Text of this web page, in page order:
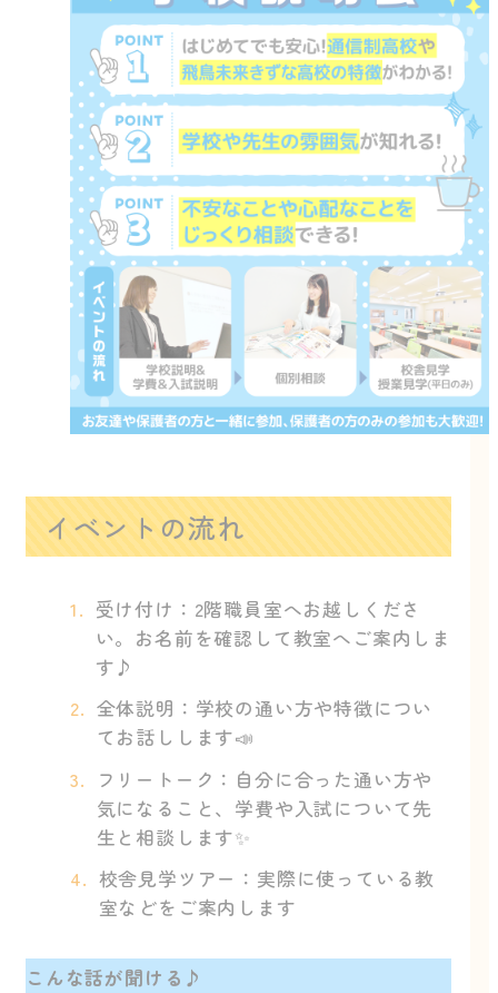
イベントの流れ
受け付け：2階職員室へお越しくださ
い。お名前を確認して教室へご案内しま
す♪
全体説明：学校の通い方や特徴につい
てお話しします📣
フリートーク：自分に合った通い方や
気になること、学費や入試について先
生と相談します✨️
校舎見学ツアー：実際に使っている教
室などをご案内します
こんな話が聞ける♪